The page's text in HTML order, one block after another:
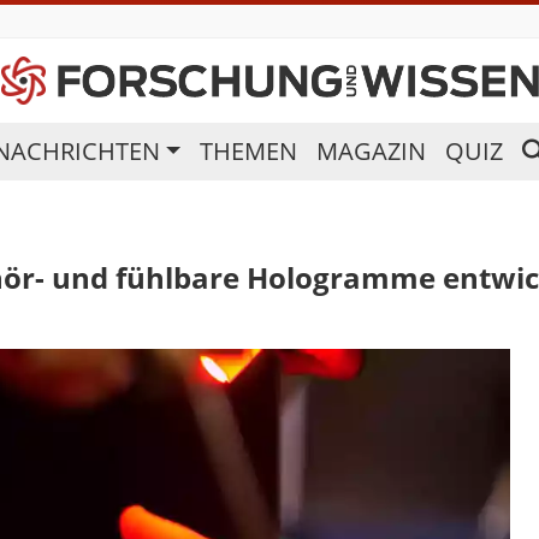
THEMEN MAGAZIN QUIZ
und fühlbare Hologramme